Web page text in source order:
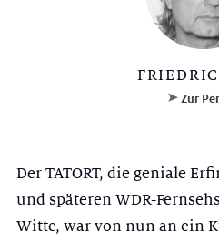
Zur
Der TATORT, die geniale
und späteren WDR-
Witte, war von nun an ein